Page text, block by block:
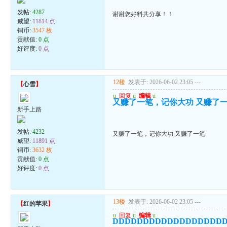
发帖:4287
威望: 11814 点
铜币:3547 枚
贡献值:0 点
好评度:0 点
谢谢您好料共分享！！
【心雪】
新手上路
发帖:4232
威望: 11891 点
铜币:3632 枚
贡献值:0 点
好评度:0 点
12楼 发表于: 2026-06-02 23:05 ---
u 回复 u 编辑 u
又赚了一笔，记你大功 又赚了
又赚了一笔，记你大功 又赚了一笔
【红的苹果】 13楼 发表于: 2026-06-02 23:05 ---
u 回复 u 编辑 u